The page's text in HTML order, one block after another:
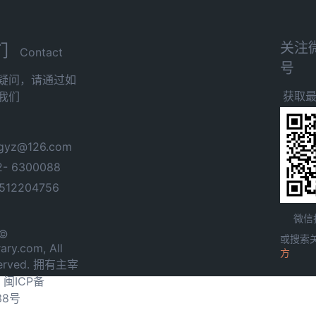
Contact
问，请通过如
们
6300088
All
拥有主宰
闽ICP备
号
关注
号
获取
微信
或搜索
方